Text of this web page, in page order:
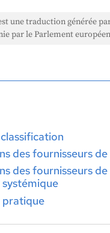
une traduction générée
par le Parlement
des fournisseurs
des fournisseurs
pratique